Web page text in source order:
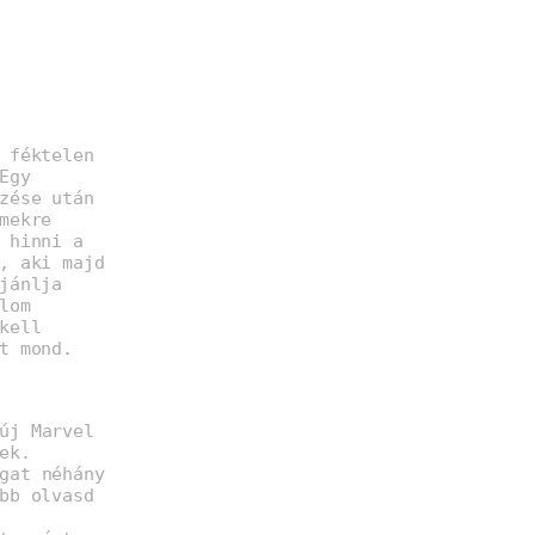
féktelen
után
hinni a
aki majd
kell
mond.
Marvel
néhány
olvasd